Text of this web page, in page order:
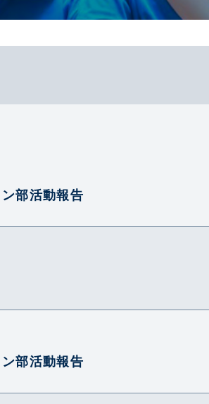
部活動報告
部活動報告